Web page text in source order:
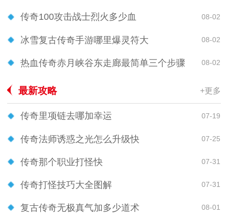
传奇100攻击战士烈火多少血 08-02
冰雪复古传奇手游哪里爆灵符大 08-02
热血传奇赤月峡谷东走廊最简单三个步骤 08-02
最新攻略 +更多
传奇里项链去哪加幸运 07-19
传奇法师诱惑之光怎么升级快 07-25
传奇那个职业打怪快 07-31
传奇打怪技巧大全图解 07-31
复古传奇无极真气加多少道术 08-01